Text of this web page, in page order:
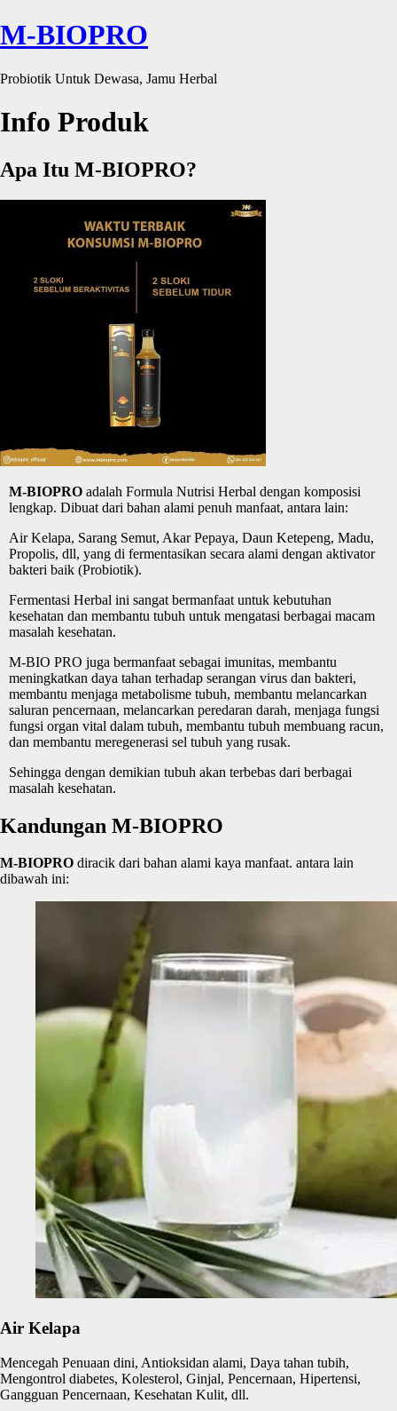
M-BIOPRO
Probiotik Untuk Dewasa, Jamu Herbal
Info Produk
Apa Itu M-BIOPRO?
M-BIOPRO adalah Formula Nutrisi Herbal dengan komposisi
lengkap. Dibuat dari bahan alami penuh manfaat, antara lain:
Air Kelapa, Sarang Semut, Akar Pepaya, Daun Ketepeng, Madu,
Propolis, dll, yang di fermentasikan secara alami dengan aktivator
bakteri baik (Probiotik).
Fermentasi Herbal ini sangat bermanfaat untuk kebutuhan
kesehatan dan membantu tubuh untuk mengatasi berbagai macam
masalah kesehatan.
M-BIO PRO juga bermanfaat sebagai imunitas, membantu
meningkatkan daya tahan terhadap serangan virus dan bakteri,
membantu menjaga metabolisme tubuh, membantu melancarkan
saluran pencernaan, melancarkan peredaran darah, menjaga fungsi
fungsi organ vital dalam tubuh, membantu tubuh membuang racun,
dan membantu meregenerasi sel tubuh yang rusak.
Sehingga dengan demikian tubuh akan terbebas dari berbagai
masalah kesehatan.
Kandungan M-BIOPRO
M-BIOPRO diracik dari bahan alami kaya manfaat. antara lain
dibawah ini:
Air Kelapa
Mencegah Penuaan dini, Antioksidan alami, Daya tahan tubih,
Mengontrol diabetes, Kolesterol, Ginjal, Pencernaan, Hipertensi,
Gangguan Pencernaan, Kesehatan Kulit, dll.